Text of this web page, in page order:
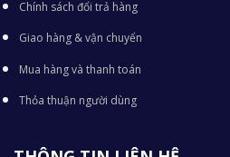
Chính sách đổi trả hàng
Giao hàng & vận chuyển
Mua hàng và thanh toán
Thỏa thuận người dùng